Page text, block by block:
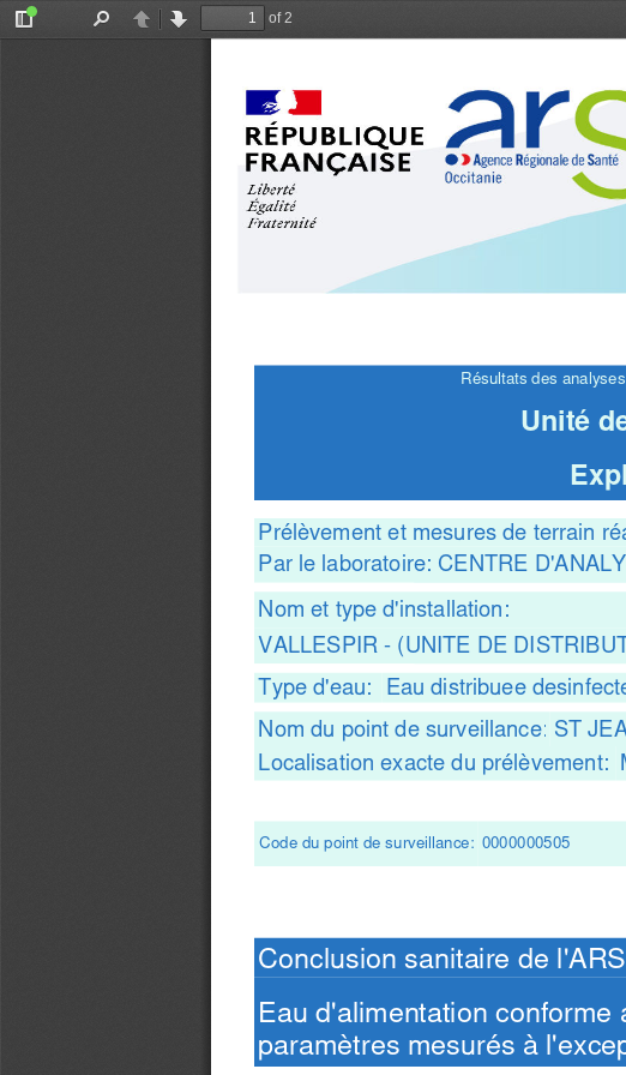
Toggle
PreviousNext
of 2
Résultats des
Unité
Prélèvement et mesures de terrain
Par le laboratoire: CENTRE
Nom et type d'installation:
VALLESPIR - (UNITE DE
Type d'eau:
Eau distribuee
Nom du point de surveillance: ST
Localisation exacte du prélèvement:
Code du point de surveillance: 0000000505
Conclusion sanitaire de
Eau d'alimentation
paramètres mesurés à